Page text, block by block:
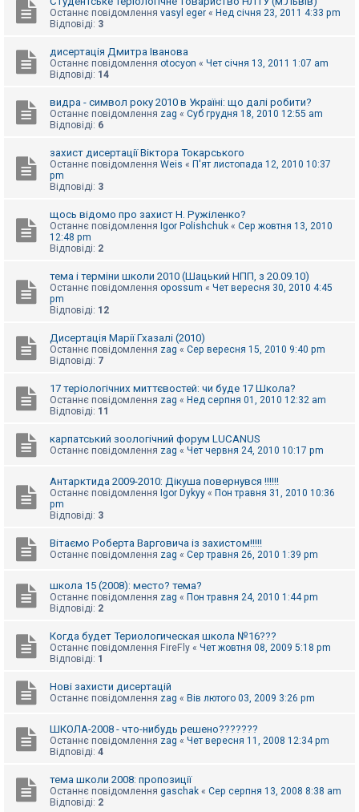
Останнє повідомлення vasyl eger « Нед січня 23, 2011 4:33 pm
Відповіді: 3
дисертація Дмитра Іванова
Останнє повідомлення otocyon « Чет січня 13, 2011 1:07 am
Відповіді: 14
видра - символ року 2010 в Україні: що далі робити?
Останнє повідомлення zag « Суб грудня 18, 2010 12:55 am
Відповіді: 6
захист дисертації Віктора Токарського
Останнє повідомлення Weis « П'ят листопада 12, 2010 10:37
pm
Відповіді: 3
щось відомо про захист Н. Ружіленко?
Останнє повідомлення Igor Polishchuk « Сер жовтня 13, 2010
12:48 pm
Відповіді: 2
тема і терміни школи 2010 (Шацький НПП, з 20.09.10)
Останнє повідомлення opossum « Чет вересня 30, 2010 4:45
pm
Відповіді: 12
Дисертація Марії Гхазалі (2010)
Останнє повідомлення zag « Сер вересня 15, 2010 9:40 pm
Відповіді: 7
17 теріологічних миттєвостей: чи буде 17 Школа?
Останнє повідомлення zag « Нед серпня 01, 2010 12:32 am
Відповіді: 11
карпатський зоологічний форум LUCANUS
Останнє повідомлення zag « Чет червня 24, 2010 10:17 pm
Антарктида 2009-2010: Дікуша повернувся !!!!!!
Останнє повідомлення Igor Dykyy « Пон травня 31, 2010 10:36
pm
Відповіді: 3
Вітаємо Роберта Варговича із захистом!!!!!
Останнє повідомлення zag « Сер травня 26, 2010 1:39 pm
школа 15 (2008): место? тема?
Останнє повідомлення zag « Пон травня 24, 2010 1:44 pm
Відповіді: 2
Когда будет Териологическая школа №16???
Останнє повідомлення FireFly « Чет жовтня 08, 2009 5:18 pm
Відповіді: 1
Нові захисти дисертацій
Останнє повідомлення zag « Вів лютого 03, 2009 3:26 pm
ШКОЛА-2008 - что-нибудь решено???????
Останнє повідомлення zag « Чет вересня 11, 2008 12:34 pm
Відповіді: 4
тема школи 2008: пропозиції
Останнє повідомлення gaschak « Сер серпня 13, 2008 8:38 am
Відповіді: 2